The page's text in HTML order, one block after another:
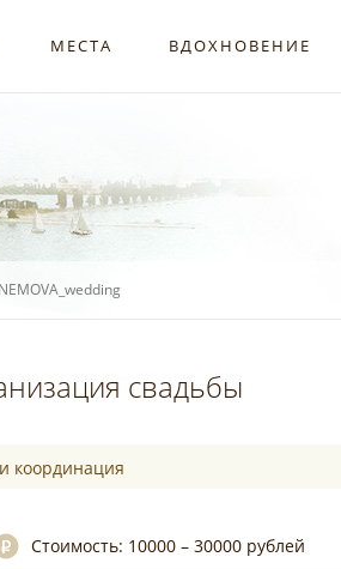
МЕСТА ВДОХНОВЕНИЕ
свадьбы
координация
Стоимость: 10000 – 30000 рублей